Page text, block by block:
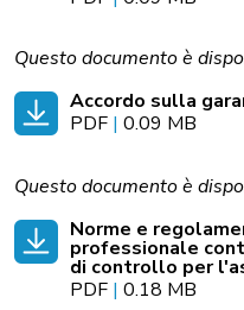
Questo documento è
Accordo sulla
PDF | 0.09 MB
Questo documento è
Norme e
professionale
di controllo per
PDF | 0.18 MB